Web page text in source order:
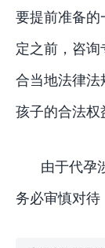
要提前准备
定之前，咨
合当地法律
孩子的合法权
由于代孕
务必审慎对待